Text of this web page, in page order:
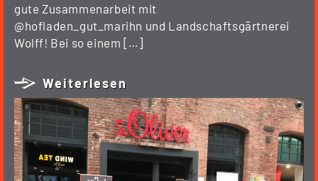
gute Zusammenarbeit mit
@hofladen_gut_marihn und Landschaftsgärtnerei
Wolff! Bei so einem […]
Weiterlesen